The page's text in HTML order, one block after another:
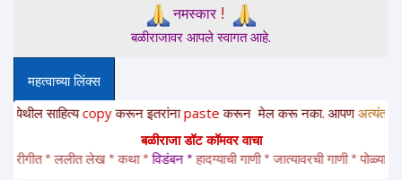
नमस्कार!
बळीराजावर आपले स्वागत आहे.
महत्वाच्या लिंक्स
साहित्यcopyकरून इतरांनाpasteकरून मेल करू नका. आपणअत्यंत संवेदनशील
बळीराजा डॉट कॉमवर वाचा
* ललीत लेख * कथा * विडंबन * हादग्याची गाणी * जात्यावरची गाणी * पोळ्याच्या